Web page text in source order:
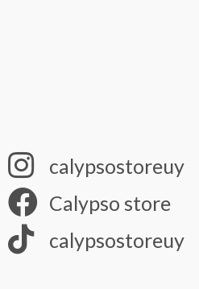
calypsostoreuy
Calypso store
calypsostoreuy